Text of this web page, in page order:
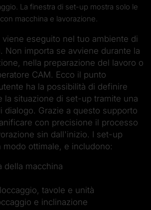
La finestra di set-up mostra solo le
macchina e lavorazione.
viene eseguito nel tuo ambiente di
Non importa se avviene durante la
nella preparazione del lavoro o
CAM. Ecco il punto
ha la possibilità di definire
la situazione di set-up tramite una
dialogo. Grazie a questo supporto
con precisione il processo
sin dall'inizio. I set-up
modo ottimale, e includono:
della macchina
tavole e unità
e inclinazione